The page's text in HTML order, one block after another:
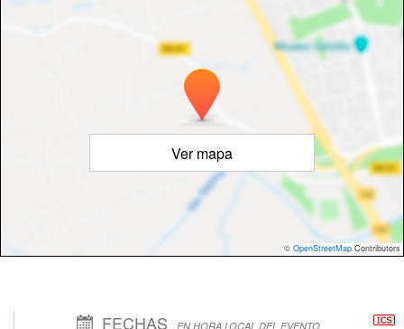
Ver mapa
© OpenStreetMap Contributors
FECHAS EN HORA LOCAL DEL EVENTO